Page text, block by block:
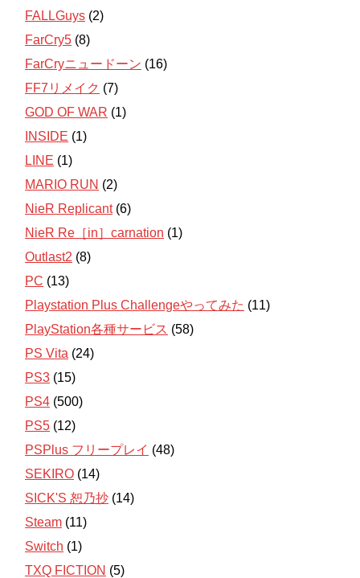
FALLGuys (2)
FarCry5 (8)
FarCryニュードーン (16)
FF7リメイク (7)
GOD OF WAR (1)
INSIDE (1)
LINE (1)
MARIO RUN (2)
NieR Replicant(6)
NieR Re［in］carnation (1)
Outlast2 (8)
PC (13)
Playstation Plus Challengeやってみた (11)
PlayStation各種サービス (58)
PS Vita (24)
PS3 (15)
PS4 (500)
PS5 (12)
PSPlus フリープレイ (48)
SEKIRO (14)
SICK'S 恕乃抄 (14)
Steam (11)
Switch (1)
TXQ FICTION (5)